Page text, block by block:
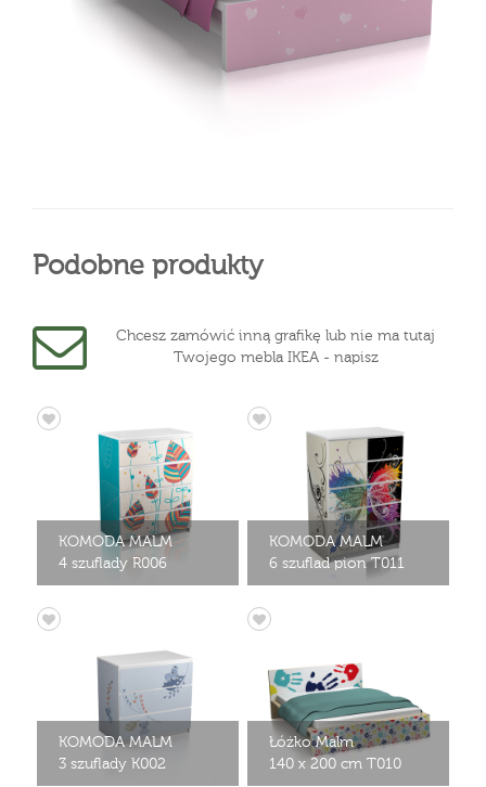
Podobne produkty
Chcesz zamówić inną grafikę lub nie ma tutaj
Twojego mebla IKEA - napisz
KOMODA MALM
4 szuflady R006
KOMODA MALM
6 szuflad pion T011
KOMODA MALM
3 szuflady K002
Łóżko Malm
140 x 200 cm T010